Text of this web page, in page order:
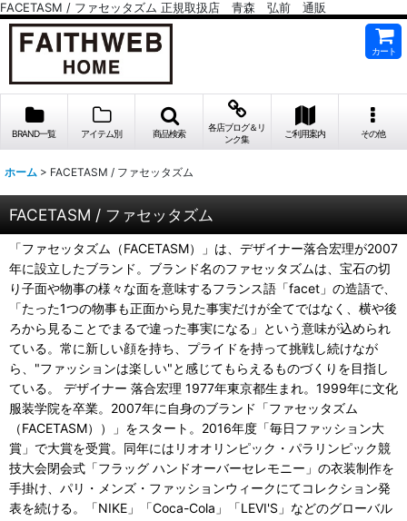
FACETASM / ファセッタズム 正規取扱店 青森 弘前 通販
カート
BRAND一覧 アイテム別 商品検索
各店ブログ＆リ
ンク集
ご利用案内 その他
ホーム > FACETASM / ファセッタズム
FACETASM / ファセッタズム
「ファセッタズム（FACETASM）」は、デザイナー落合宏理が2007
年に設立したブランド。ブランド名のファセッタズムは、宝石の切
り子面や物事の様々な面を意味するフランス語「facet」の造語で、
「たった1つの物事も正面から見た事実だけが全てではなく、横や後
ろから見ることでまるで違った事実になる」という意味が込められ
ている。常に新しい顔を持ち、プライドを持って挑戦し続けなが
ら、"ファッションは楽しい"と感じてもらえるものづくりを目指し
ている。 デザイナー 落合宏理 1977年東京都生まれ。1999年に文化
服装学院を卒業。2007年に自身のブランド「ファセッタズム
（FACETASM））」をスタート。2016年度「毎日ファッション大
賞」で大賞を受賞。同年にはリオオリンピック・パラリンピック競
技大会閉会式「フラッグ ハンドオーバーセレモニー」の衣装制作を
手掛け、パリ・メンズ・ファッションウィークにてコレクション発
表を続ける。「NIKE」「Coca-Cola」「LEVI'S」などのグローバル